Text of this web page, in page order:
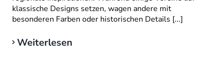
klassische Designs setzen, wagen andere mit
besonderen Farben oder historischen Details [...]
Weiterlesen